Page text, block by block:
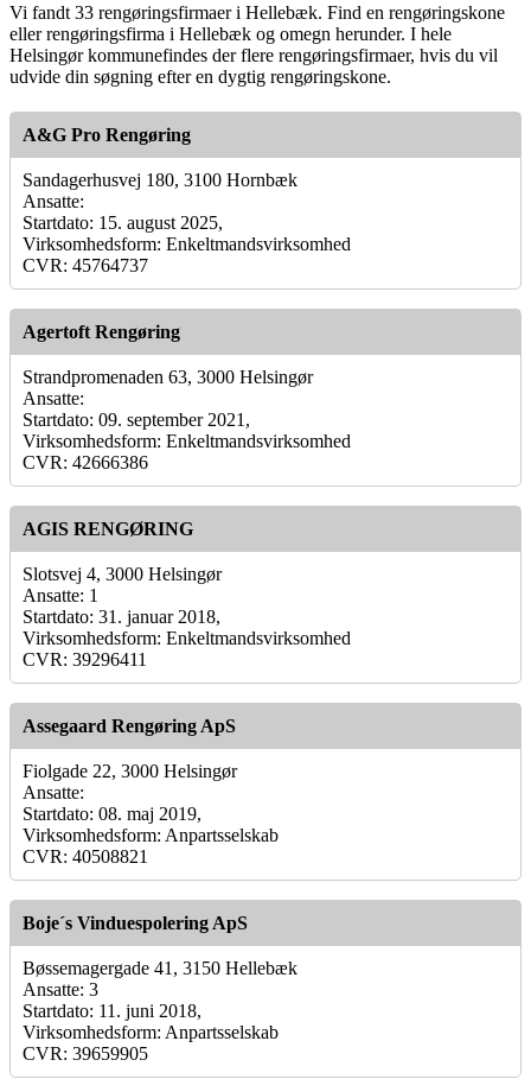
Vi fandt 33 rengøringsfirmaer i Hellebæk. Find en rengøringskone
eller rengøringsfirma i Hellebæk og omegn herunder. I hele
Helsingør kommunefindes der flere rengøringsfirmaer, hvis du vil
udvide din søgning efter en dygtig rengøringskone.
A&G Pro Rengøring
Sandagerhusvej 180, 3100 Hornbæk
Ansatte:
Startdato: 15. august 2025,
Virksomhedsform: Enkeltmandsvirksomhed
CVR: 45764737
Agertoft Rengøring
Strandpromenaden 63, 3000 Helsingør
Ansatte:
Startdato: 09. september 2021,
Virksomhedsform: Enkeltmandsvirksomhed
CVR: 42666386
AGIS RENGØRING
Slotsvej 4, 3000 Helsingør
Ansatte: 1
Startdato: 31. januar 2018,
Virksomhedsform: Enkeltmandsvirksomhed
CVR: 39296411
Assegaard Rengøring ApS
Fiolgade 22, 3000 Helsingør
Ansatte:
Startdato: 08. maj 2019,
Virksomhedsform: Anpartsselskab
CVR: 40508821
Boje´s Vinduespolering ApS
Bøssemagergade 41, 3150 Hellebæk
Ansatte: 3
Startdato: 11. juni 2018,
Virksomhedsform: Anpartsselskab
CVR: 39659905